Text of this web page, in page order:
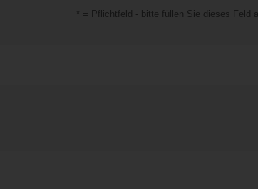
* = Pflichtfeld - bitte füllen Sie dieses Feld